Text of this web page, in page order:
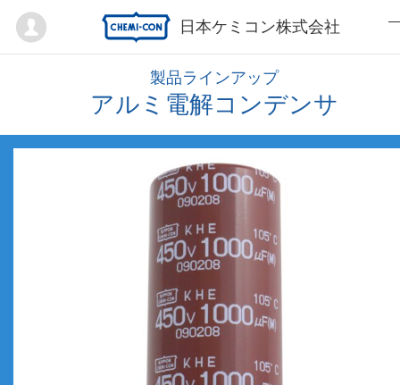
日本ケミコン株式会社
Mypage
製品ラインアップ
アルミ電解コンデンサ